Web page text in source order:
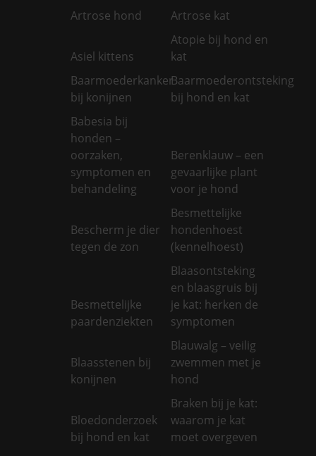
Artrose hond
Artrose kat
Asiel kittens
Atopie bij hond en
kat
Baarmoederkanker
bij konijnen
Baarmoederontsteking
bij hond en kat
Babesia bij
honden –
oorzaken,
symptomen en
behandeling
Berenklauw – een
gevaarlijke plant
voor je hond
Bescherm je dier
tegen de zon
Besmettelijke
hondenhoest
(kennelhoest)
Besmettelijke
paardenziekten
Blaasontsteking
en blaasgruis bij
je kat: herken de
symptomen
Blaasstenen bij
konijnen
Blauwalg – veilig
zwemmen met je
hond
Bloedonderzoek
bij hond en kat
Braken bij je kat:
waarom je kat
moet overgeven